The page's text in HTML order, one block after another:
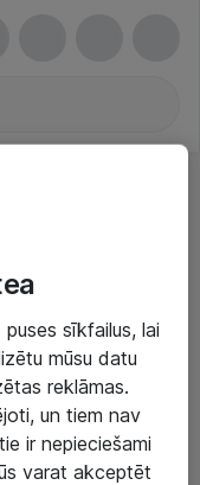
sīkfailus, lai
mūsu datu
reklāmas.
un tiem nav
ir nepieciešami
varat akceptēt